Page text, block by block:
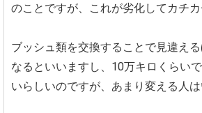
のことですが、これが劣化してカチカ
ブッシュ類を交換することで見違え
なるといいますし、10万キロくらい
いらしいのですが、あまり変える人は